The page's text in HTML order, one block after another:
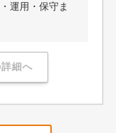
運用・保守ま
細へ